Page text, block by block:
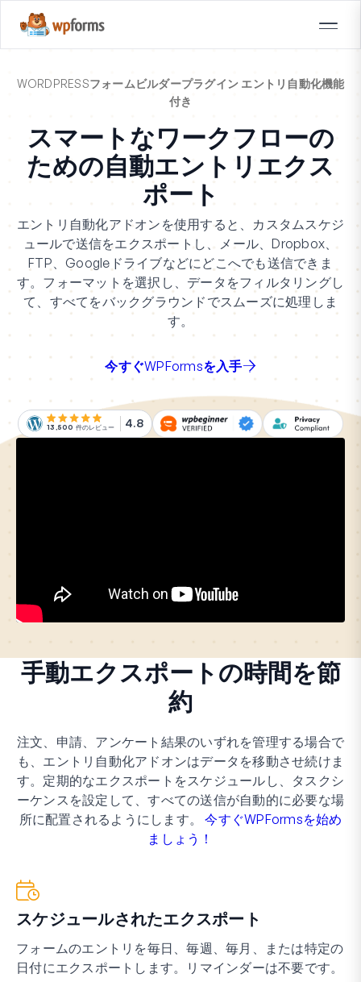
WORDPRESSフォームビルダープラグイン エントリ自動化機能
付き
スマートなワークフローの
ための自動エントリエクス
ポート
エントリ自動化アドオンを使用すると、カスタムスケジ
ュールで送信をエクスポートし、メール、Dropbox、
FTP、Googleドライブなどにどこへでも送信できま
す。フォーマットを選択し、データをフィルタリングし
て、すべてをバックグラウンドでスムーズに処理しま
す。
今すぐWPFormsを入手
13,500 件のレビュー 4.8
手動エクスポートの時間を節
約
注文、申請、アンケート結果のいずれを管理する場合で
も、エントリ自動化アドオンはデータを移動させ続けま
す。定期的なエクスポートをスケジュールし、タスクシ
ーケンスを設定して、すべての送信が自動的に必要な場
所に配置されるようにします。今すぐWPFormsを始め
ましょう！
スケジュールされたエクスポート
フォームのエントリを毎日、毎週、毎月、または特定の
日付にエクスポートします。リマインダーは不要です。